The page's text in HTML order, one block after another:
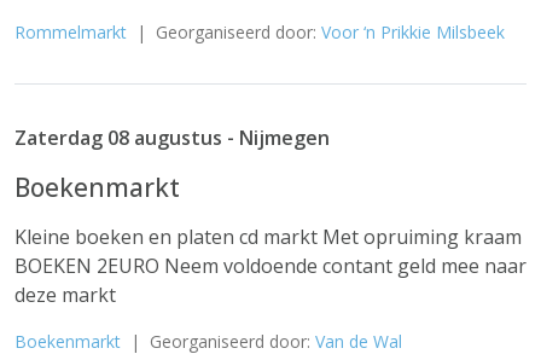
Rommelmarkt | Georganiseerd door: Voor ‘n Prikkie Milsbeek
Zaterdag 08 augustus - Nijmegen
Boekenmarkt
Kleine boeken en platen cd markt Met opruiming kraam
BOEKEN 2EURO Neem voldoende contant geld mee naar
deze markt
Boekenmarkt | Georganiseerd door: Van de Wal